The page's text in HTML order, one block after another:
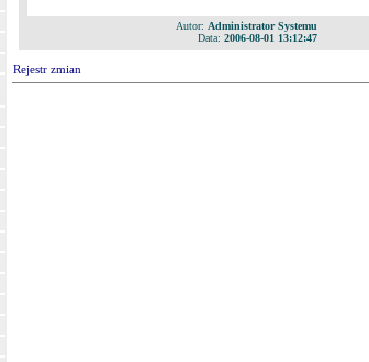
Autor: Administrator Systemu
Data: 2006-08-01 13:12:47
Rejestr zmian